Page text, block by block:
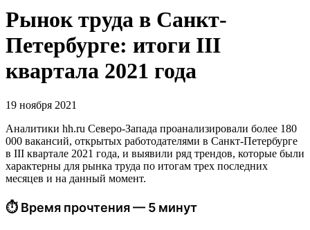
Рынок труда в Санкт-
Петербурге: итоги III
квартала 2021 года
19 ноября 2021
Аналитики hh.ru Северо-Запада проанализировали более 180
000 вакансий, открытых работодателями в Санкт-Петербурге
в III квартале 2021 года, и выявили ряд трендов, которые были
характерны для рынка труда по итогам трех последних
месяцев и на данный момент.
⏱ Время прочтения — 5 минут